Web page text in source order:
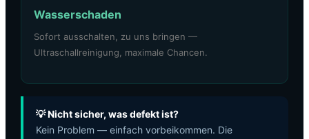
Wasserschaden
Sofort ausschalten, zu uns bringen —
Ultraschallreinigung, maximale Chancen.
💡 Nicht sicher, was defekt ist?
Kein Problem — einfach vorbeikommen. Die